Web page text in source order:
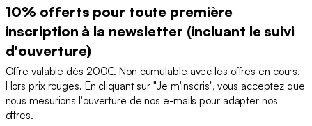
10% offerts pour toute première
inscription à la newsletter (incluant le suivi
d'ouverture)
Offre valable dès 200€. Non cumulable avec les offres en cours.
Hors prix rouges. En cliquant sur "Je m'inscris", vous acceptez que
nous mesurions l'ouverture de nos e-mails pour adapter nos
offres.